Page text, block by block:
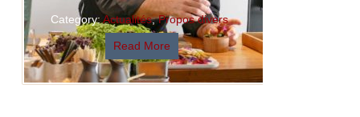
Category:Actualités,Propos divers
Read More